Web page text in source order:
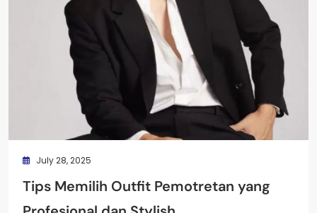
July 28, 2025
Tips Memilih Outfit Pemotretan yang